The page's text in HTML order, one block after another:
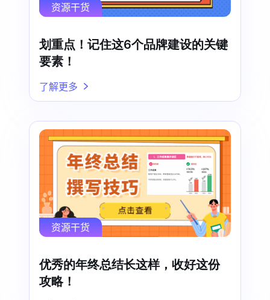
资源干货
划重点！记住这6个品牌建设的关键
要素！
了解更多
资源干货
优秀的年终总结长这样，收好这份
攻略！